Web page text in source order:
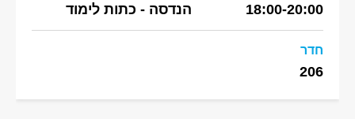
18:00-20:00 הנדסה - כתות לימוד
חדר
206